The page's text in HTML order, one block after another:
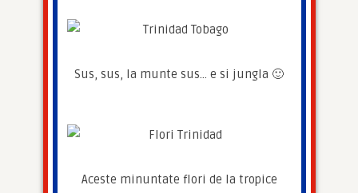
Sus, sus, la munte sus… e si jungla 🙂
Aceste minuntate flori de la tropice